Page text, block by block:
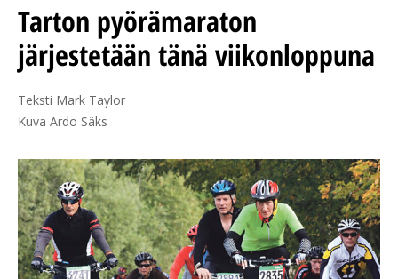
Tarton pyörämaraton
järjestetään tänä viikonloppuna
Teksti Mark Taylor
Kuva Ardo Säks